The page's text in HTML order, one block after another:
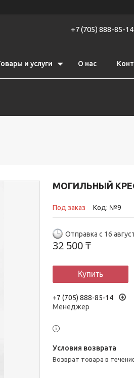
+7 (705) 888-85-14
и услуги О нас
МОГИЛЬНЫЙ
Под заказ Код: №9
Отправка с 16
32 500 ₸
Купить
+7 (705) 888-85-14
Менеджер
возврат товара в